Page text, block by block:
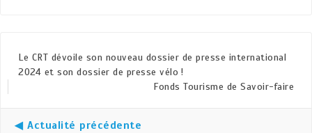
Le CRT dévoile son nouveau dossier de presse international
2024 et son dossier de presse vélo !
Fonds Tourisme de Savoir-faire
◀ Actualité précédente